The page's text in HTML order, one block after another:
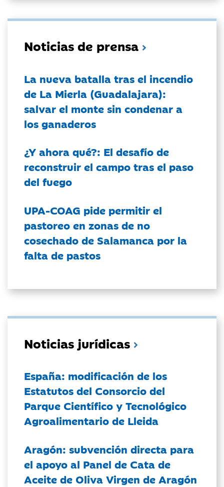
Noticias de prensa
La nueva batalla tras el incendio
de La Mierla (Guadalajara):
salvar el monte sin condenar a
los ganaderos
¿Y ahora qué?: El desafío de
reconstruir el campo tras el paso
del fuego
UPA-COAG pide permitir el
pastoreo en zonas de no
cosechado de Salamanca por la
falta de pastos
Noticias jurídicas
España: modificación de los
Estatutos del Consorcio del
Parque Científico y Tecnológico
Agroalimentario de Lleida
Aragón: subvención directa para
el apoyo al Panel de Cata de
Aceite de Oliva Virgen de Aragón